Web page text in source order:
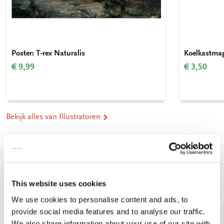
This website uses cookies
We use cookies to personalise content and ads, to
provide social media features and to analyse our traffic.
toewijzen van herbariumvellen aan een plek op de kaart.
Poster: T-rex Naturalis
€ 9,99 € 3,50
Bekijk alles van Illustratoren
aan
verlanglijst